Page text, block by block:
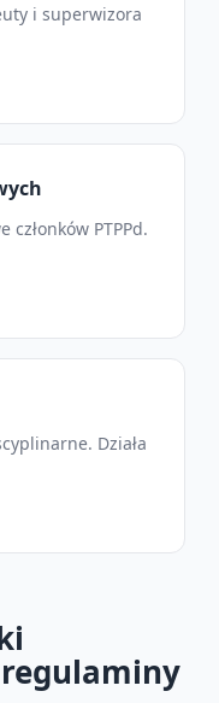
i superwizora
PTPPd.
Działa